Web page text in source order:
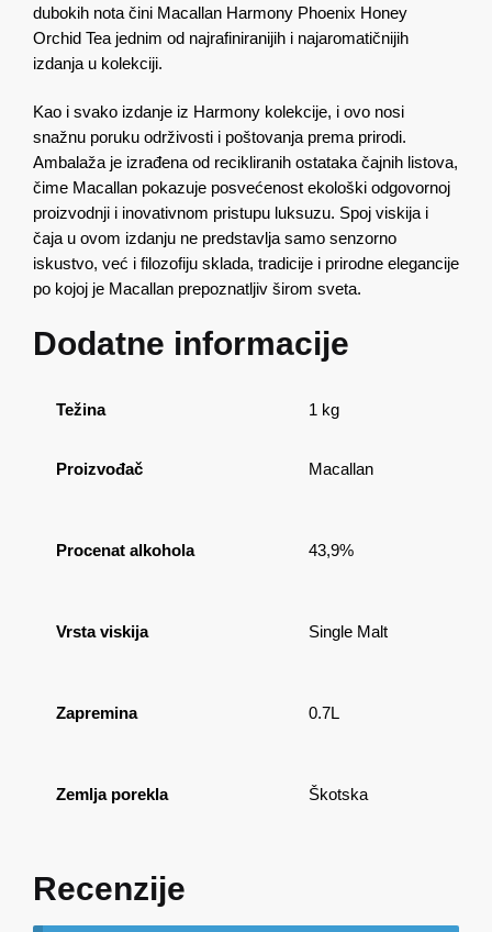
dubokih nota čini Macallan Harmony Phoenix Honey
Orchid Tea jednim od najrafiniranijih i najaromatičnijih
izdanja u kolekciji.
Kao i svako izdanje iz Harmony kolekcije, i ovo nosi
snažnu poruku održivosti i poštovanja prema prirodi.
Ambalaža je izrađena od recikliranih ostataka čajnih listova,
čime Macallan pokazuje posvećenost ekološki odgovornoj
proizvodnji i inovativnom pristupu luksuzu. Spoj viskija i
čaja u ovom izdanju ne predstavlja samo senzorno
iskustvo, već i filozofiju sklada, tradicije i prirodne elegancije
po kojoj je Macallan prepoznatljiv širom sveta.
Dodatne informacije
Težina 1 kg
Proizvođač Macallan
Procenat alkohola 43,9%
Vrsta viskija Single Malt
Zapremina 0.7L
Zemlja porekla Škotska
Recenzije